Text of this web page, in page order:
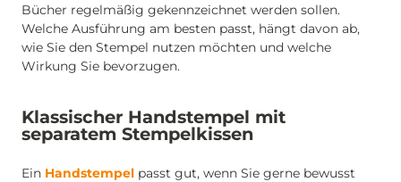
Bücher regelmäßig gekennzeichnet werden sollen.
Welche Ausführung am besten passt, hängt davon ab,
wie Sie den Stempel nutzen möchten und welche
Wirkung Sie bevorzugen.
Klassischer Handstempel mit
separatem Stempelkissen
Ein Handstempel passt gut, wenn Sie gerne bewusst